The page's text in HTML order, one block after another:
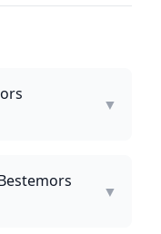
▼
▼